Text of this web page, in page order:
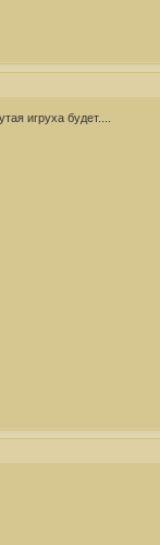
игруха будет....